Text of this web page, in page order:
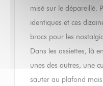
misé sur le dépareillé.
identiques et ces
brocs pour les
Dans les assiettes, là
unes des autres, une
sauter au plafond